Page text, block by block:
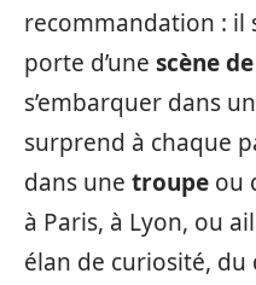
recommandation : il
porte d’une scène
s’embarquer dans
surprend à chaque
dans une troupe ou
à Paris, à Lyon, ou
élan de curiosité,